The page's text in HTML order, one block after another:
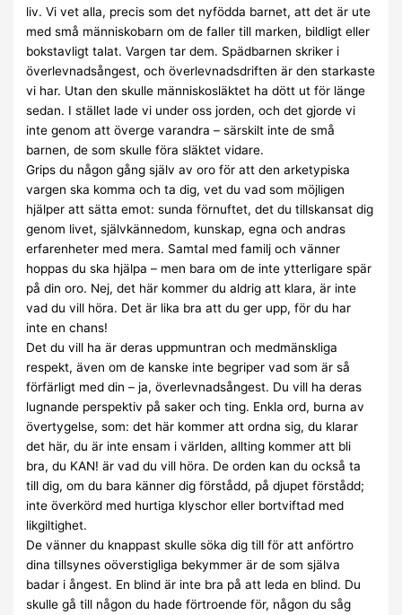
liv. Vi vet alla, precis som det nyfödda barnet, att det är ute
med små människobarn om de faller till marken, bildligt eller
bokstavligt talat. Vargen tar dem. Spädbarnen skriker i
överlevnadsångest, och överlevnadsdriften är den starkaste
vi har. Utan den skulle människosläktet ha dött ut för länge
sedan. I stället lade vi under oss jorden, och det gjorde vi
inte genom att överge varandra – särskilt inte de små
barnen, de som skulle föra släktet vidare.
Grips du någon gång själv av oro för att den arketypiska
vargen ska komma och ta dig, vet du vad som möjligen
hjälper att sätta emot: sunda förnuftet, det du tillskansat dig
genom livet, självkännedom, kunskap, egna och andras
erfarenheter med mera. Samtal med familj och vänner
hoppas du ska hjälpa – men bara om de inte ytterligare spär
på din oro. Nej, det här kommer du aldrig att klara, är inte
vad du vill höra. Det är lika bra att du ger upp, för du har
inte en chans!
Det du vill ha är deras uppmuntran och medmänskliga
respekt, även om de kanske inte begriper vad som är så
förfärligt med din – ja, överlevnadsångest. Du vill ha deras
lugnande perspektiv på saker och ting. Enkla ord, burna av
övertygelse, som: det här kommer att ordna sig, du klarar
det här, du är inte ensam i världen, allting kommer att bli
bra, du KAN! är vad du vill höra. De orden kan du också ta
till dig, om du bara känner dig förstådd, på djupet förstådd;
inte överkörd med hurtiga klyschor eller bortviftad med
likgiltighet.
De vänner du knappast skulle söka dig till för att anförtro
dina tillsynes oöverstigliga bekymmer är de som själva
badar i ångest. En blind är inte bra på att leda en blind. Du
skulle gå till någon du hade förtroende för, någon du såg